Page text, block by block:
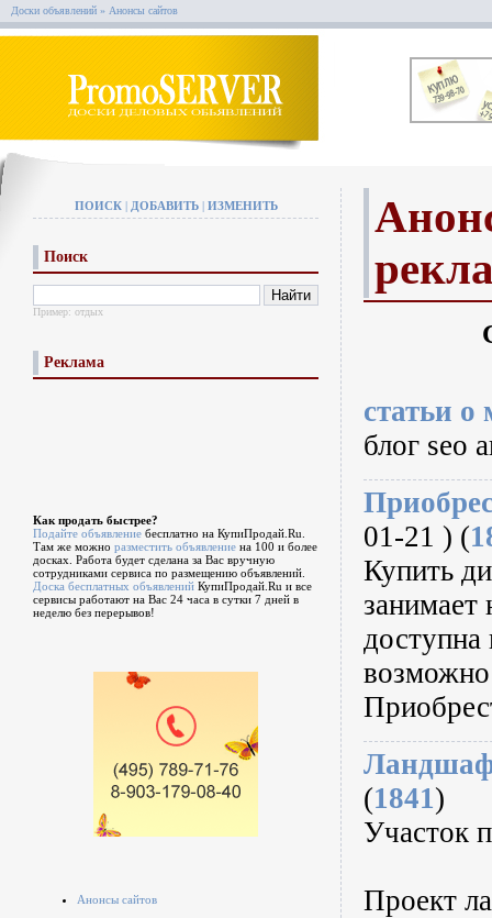
Доски объявлений » Анонсы сайтов
ПОИСК| ДОБАВИТЬ| ИЗМЕНИТЬ
Поиск
Пример: отдых
Реклама
Как продать быстрее?
Подайте объявление бесплатно на КупиПродай.Ru.
Там же можно разместить объявление на 100 и более
досках. Работа будет сделана за Вас вручную
сотрудниками сервиса по размещению объявлений.
Доска бесплатных объявлений КупиПродай.Ru и все
сервисы работают на Вас 24 часа в сутки 7 дней в
неделю без перерывов!
Анонсы сайтов
статьи о
блог seo
01-21 ) (
Купить
занимает
доступна
(1841)
Участок
Проект